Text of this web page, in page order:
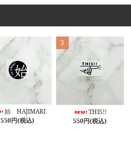
始 HAJIMARI
550円(税込)
3
THIS!!
550円(税込)